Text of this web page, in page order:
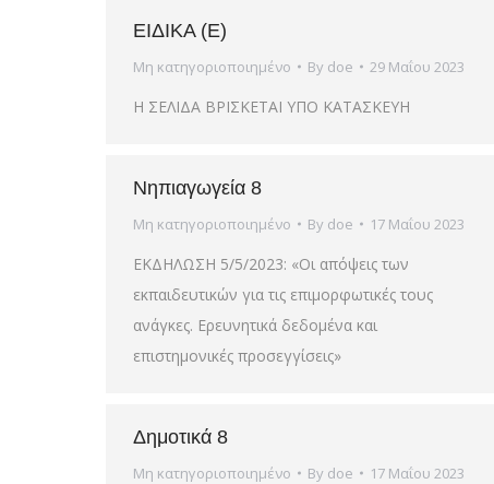
ΕΙΔΙΚΑ (Ε)
Μη κατηγοριοποιημένο By doe 29 Μαΐου 2023
Η ΣΕΛΙΔΑ ΒΡΙΣΚΕΤΑΙ ΥΠΟ ΚΑΤΑΣΚΕΥΗ
Νηπιαγωγεία 8
Μη κατηγοριοποιημένο By doe 17 Μαΐου 2023
ΕΚΔΗΛΩΣΗ 5/5/2023: «Οι απόψεις των
εκπαιδευτικών για τις επιμορφωτικές τους
ανάγκες. Ερευνητικά δεδομένα και
επιστημονικές προσεγγίσεις»
Δημοτικά 8
Μη κατηγοριοποιημένο By doe 17 Μαΐου 2023